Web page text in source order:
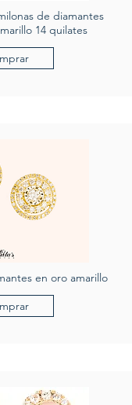
de diamantes
14 quilates
en oro amarillo